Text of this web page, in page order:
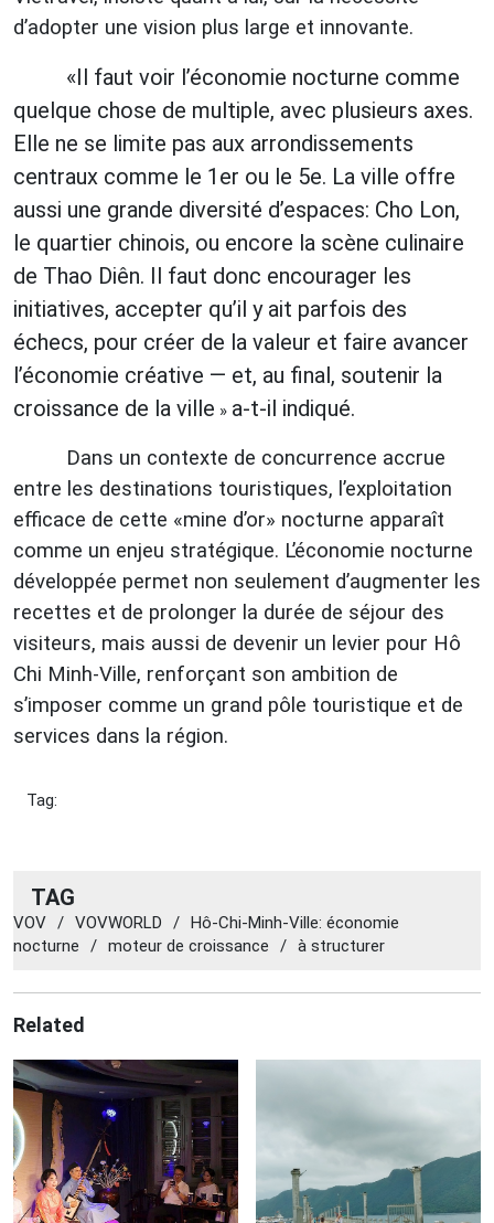
d’adopter une vision plus large et innovante.
«Il faut voir l’économie nocturne comme
quelque chose de multiple, avec plusieurs axes.
Elle ne se limite pas aux arrondissements
centraux comme le 1er ou le 5e. La ville offre
aussi une grande diversité d’espaces: Cho Lon,
le quartier chinois, ou encore la scène culinaire
de Thao Diên. Il faut donc encourager les
initiatives, accepter qu’il y ait parfois des
échecs, pour créer de la valeur et faire avancer
l’économie créative — et, au final, soutenir la
croissance de la ville » a-t-il indiqué.
Dans un contexte de concurrence accrue
entre les destinations touristiques, l’exploitation
efficace de cette «mine d’or» nocturne apparaît
comme un enjeu stratégique. L’économie nocturne
développée permet non seulement d’augmenter les
recettes et de prolonger la durée de séjour des
visiteurs, mais aussi de devenir un levier pour Hô
Chi Minh-Ville, renforçant son ambition de
s’imposer comme un grand pôle touristique et de
services dans la région.
Tag:
TAG
VOV / VOVWORLD / Hô-Chi-Minh-Ville: économie
nocturne
/ moteur de croissance / à structurer
Related